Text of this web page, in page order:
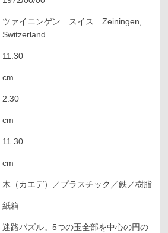
ツァイニンゲン スイス Zeiningen,
Switzerland
11.30
cm
2.30
cm
11.30
cm
木（カエデ）／プラスチック／鉄／樹脂
紙箱
迷路パズル。5つの玉全部を中心の円の